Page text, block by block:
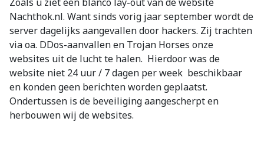
Nachthok.nl. Want sinds vorig jaar september wordt de
server dagelijks aangevallen door hackers. Zij trachten
via oa. DDos-aanvallen en Trojan Horses onze
websites uit de lucht te halen. Hierdoor was de
website niet 24 uur / 7 dagen per week beschikbaar
en konden geen berichten worden geplaatst.
Ondertussen is de beveiliging aangescherpt en
herbouwen wij de websites.